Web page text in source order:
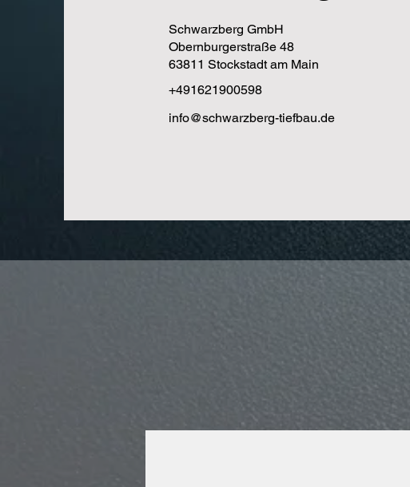
Schwarzberg GmbH
Obernburgerstraße 48
63811 Stockstadt am Main
+491621900598
info@schwarzberg-tiefbau.de